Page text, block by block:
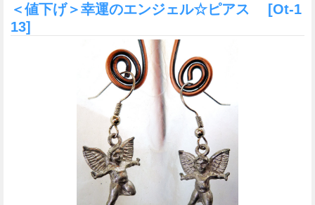
＜値下げ＞幸運のエンジェル☆ピアス [Ot-1
13]